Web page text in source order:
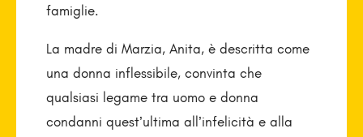
famiglie.
La madre di Marzia, Anita, è descritta come
una donna inflessibile, convinta che
qualsiasi legame tra uomo e donna
condanni quest’ultima all’infelicità e alla